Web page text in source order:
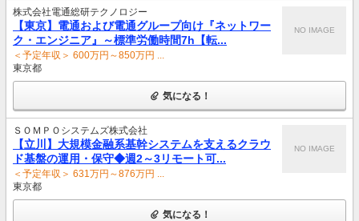
株式会社電通総研テクノロジー
【東京】電通および電通グループ向け『ネットワー
ク・エンジニア』～標準労働時間7h【転...
＜予定年収＞ 600万円～850万円 ...
東京都
NO IMAGE
気になる！
ＳＯＭＰＯシステムズ株式会社
【立川】大規模金融系基幹システムを支えるクラウ
ド基盤の運用・保守◆週2～3リモート可...
＜予定年収＞ 631万円～876万円 ...
東京都
NO IMAGE
気になる！